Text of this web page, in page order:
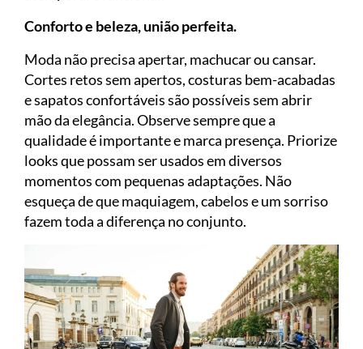
Conforto e beleza, união perfeita.
Moda não precisa apertar, machucar ou cansar.
Cortes retos sem apertos, costuras bem-acabadas
e sapatos confortáveis são possíveis sem abrir
mão da elegância. Observe sempre que a
qualidade é importante e marca presença. Priorize
looks que possam ser usados em diversos
momentos com pequenas adaptações. Não
esqueça de que maquiagem, cabelos e um sorriso
fazem toda a diferença no conjunto.